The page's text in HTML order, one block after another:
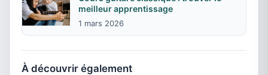
meilleur apprentissage
1 mars 2026
À découvrir également